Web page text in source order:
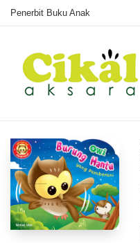
Penerbit Buku Anak